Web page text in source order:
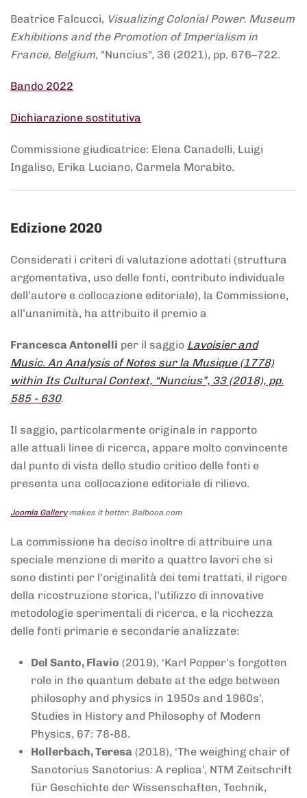
Beatrice Falcucci, Visualizing Colonial Power. Museum
Exhibitions and the Promotion of Imperialism in
France, Belgium, "Nuncius", 36 (2021), pp. 676–722.
Bando 2022
Dichiarazione sostitutiva
Commissione giudicatrice: Elena Canadelli, Luigi
Ingaliso, Erika Luciano, Carmela Morabito.
Edizione 2020
Considerati i criteri di valutazione adottati (struttura
argomentativa, uso delle fonti, contributo individuale
dell’autore e collocazione editoriale), la Commissione,
all’unanimità, ha attribuito il premio a
Francesca Antonelli per il saggio Lavoisier and
Music. An Analysis of Notes sur la Musique (1778)
within Its Cultural Context, “Nuncius”, 33 (2018), pp.
585 - 630.
Il saggio, particolarmente originale in rapporto
alle attuali linee di ricerca, appare molto convincente
dal punto di vista dello studio critico delle fonti e
presenta una collocazione editoriale di rilievo.
Joomla Gallerymakes it better. Balbooa.com
La commissione ha deciso inoltre di attribuire una
speciale menzione di merito a quattro lavori che si
sono distinti per l’originalità dei temi trattati, il rigore
della ricostruzione storica, l’utilizzo di innovative
metodologie sperimentali di ricerca, e la ricchezza
delle fonti primarie e secondarie analizzate:
Del Santo, Flavio (2019), ‘Karl Popper’s forgotten
role in the quantum debate at the edge between
philosophy and physics in 1950s and 1960s’,
Studies in History and Philosophy of Modern
Physics, 67: 78-88.
Hollerbach, Teresa (2018), ‘The weighing chair of
Sanctorius Sanctorius: A replica’, NTM Zeitschrift
für Geschichte der Wissenschaften, Technik,